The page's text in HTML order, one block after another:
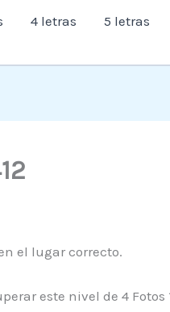
4 letras 5 letras
el lugar correcto.
este nivel de 4